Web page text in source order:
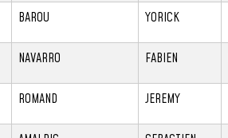
BAROU YORICK
NAVARRO FABIEN
ROMAND JEREMY